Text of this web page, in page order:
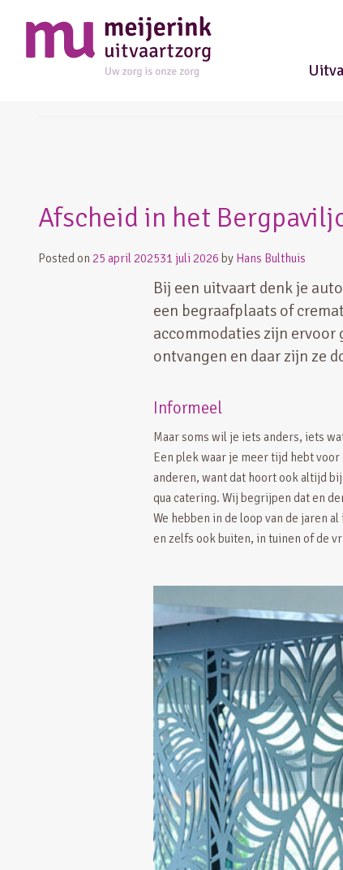
Afscheid in het
Posted on 25 april 202531 juli 2026 by Hans Bulthuis
Bij een uitvaart denk je
een begraafplaats of
accommodaties zijn ervoor
ontvangen en daar zijn ze
Informeel
Maar soms wil je iets anders, iets
Een plek waar je meer tijd hebt
anderen, want dat hoort ook altijd
qua catering. Wij begrijpen dat en
We hebben in de loop van de jaren
en zelfs ook buiten, in tuinen of de